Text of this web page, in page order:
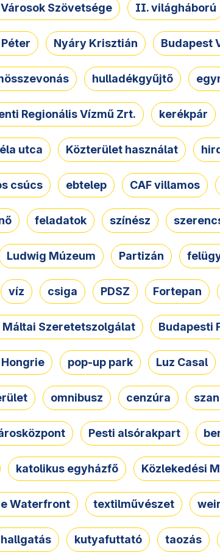
Szövetsége II. világháború
Nyáry Krisztián Budapest
hulladékgyűjtő
Regionális Vízmű Zrt. kerékpár
utca Közterület használat
csúcs ebtelep CAF villamos
feladatok színész
Ludwig Múzeum Partizán
víz csiga PDSZ Fortepan
Szeretetszolgálat Budapesti
pop-up park Luz Casal
omnibusz cenzúra
Pesti alsórakpart
katolikus egyházfő Közlekedési
Waterfront textilművészet
kutyafuttató taozás